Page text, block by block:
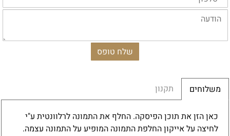
משלוחים תקנון
כאן הזן את תוכן הפיסקה. החלף את התמונה לרלוונטית ע"י
לחיצה על אייקון החלפת התמונה המופיע על התמונה עצמה.